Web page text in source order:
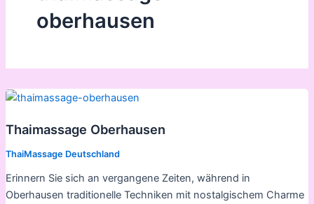
oberhausen
Thaimassage Oberhausen
ThaiMassage Deutschland
Erinnern Sie sich an vergangene Zeiten, während in
Oberhausen traditionelle Techniken mit nostalgischem Charme